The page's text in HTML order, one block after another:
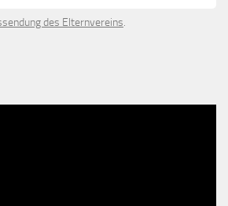
des Elternvereins.